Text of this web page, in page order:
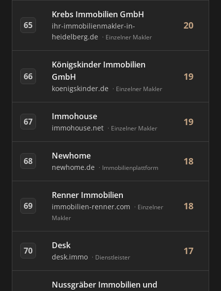
65
Krebs Immobilien GmbH
ihr-immobilienmakler-in-
heidelberg.de
Einzelner Makler
20
66
Königskinder Immobilien
GmbH
koenigskinder.de Einzelner Makler
19
67 Immohouse
immohouse.net Einzelner Makler
19
68 Newhome
newhome.de Immobilienplattform
18
69
Renner Immobilien
immobilien-renner.com
Einzelner
Makler
18
70 Desk
desk.immo Dienstleister
17
Nussgräber Immobilien und